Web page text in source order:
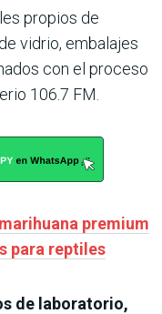
propios de
vidrio, embalajes
con el proceso
106.7 FM.
premium
para reptiles
de laboratorio,